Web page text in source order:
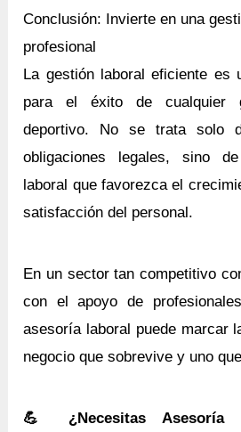
Conclusión: Invierte en una
profesional
La gestión laboral eficiente es
para el éxito de cualquier
deportivo. No se trata solo
obligaciones legales, sino
laboral que favorezca el
satisfacción del personal.
En un sector tan competitivo
con el apoyo de
asesoría laboral puede marcar
negocio que sobrevive y uno
💪 ¿Necesitas Asesoría